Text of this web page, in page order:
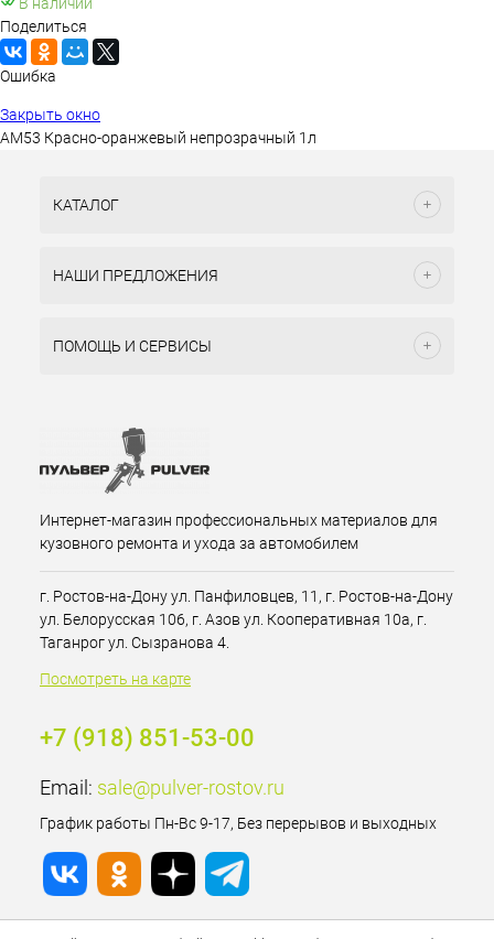
Поделиться
Ошибка
Закрыть окно
AM53 Красно-оранжевый непрозрачный 1л
КАТАЛОГ
НАШИ ПРЕДЛОЖЕНИЯ
ПОМОЩЬ И СЕРВИСЫ
Интернет-магазин профессиональных материалов для
кузовного ремонта и ухода за автомобилем
г. Ростов-на-Дону ул. Панфиловцев, 11, г. Ростов-на-Дону
ул. Белорусская 106, г. Азов ул. Кооперативная 10а, г.
Таганрог ул. Сызранова 4.
Посмотреть на карте
+7 (918) 851-53-00
Email: sale@pulver-rostov.ru
График работы Пн-Вс 9-17, Без перерывов и выходных